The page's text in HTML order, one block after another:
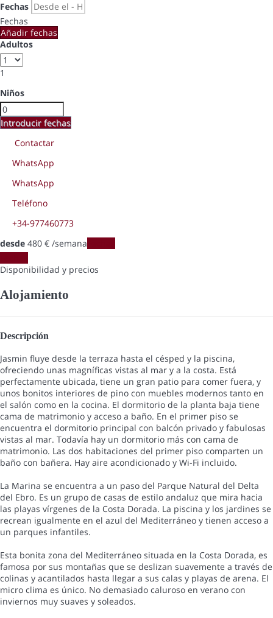
Fechas
Fechas
Añadir fechas
Adultos
1
Niños
Introducir fechas
Contactar
WhatsApp
WhatsApp
Teléfono
+34-977460773
desde 480 € /semana
Disponibilidad y precios
Alojamiento
Descripción
Jasmin fluye desde la terraza hasta el césped y la piscina,
ofreciendo unas magníficas vistas al mar y a la costa. Está
perfectamente ubicada, tiene un gran patio para comer fuera, y
unos bonitos interiores de pino con muebles modernos tanto en
el salón como en la cocina. El dormitorio de la planta baja tiene
cama de matrimonio y acceso a baño. En el primer piso se
encuentra el dormitorio principal con balcón privado y fabulosas
vistas al mar. Todavía hay un dormitorio más con cama de
matrimonio. Las dos habitaciones del primer piso comparten un
baño con bañera. Hay aire acondicionado y Wi-Fi incluido.
La Marina se encuentra a un paso del Parque Natural del Delta
del Ebro. Es un grupo de casas de estilo andaluz que mira hacia
las playas vírgenes de la Costa Dorada. La piscina y los jardines se
recrean igualmente en el azul del Mediterráneo y tienen acceso a
un parques infantiles.
Esta bonita zona del Mediterráneo situada en la Costa Dorada, es
famosa por sus montañas que se deslizan suavemente a través de
colinas y acantilados hasta llegar a sus calas y playas de arena. El
micro clima es único. No demasiado caluroso en verano con
inviernos muy suaves y soleados.